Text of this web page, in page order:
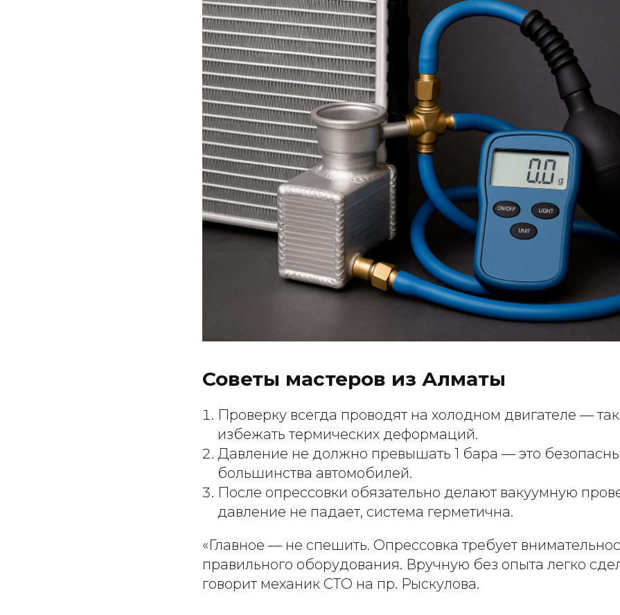
Советы мастеров из Алматы
Проверку всегда проводят на холодном двигателе —
избежать термических деформаций.
Давление не должно превышать 1 бара — это
большинства автомобилей.
После опрессовки обязательно делают вакуумную
давление не падает, система герметична.
«Главное — не спешить. Опрессовка требует
правильного оборудования. Вручную без опыта легко
говорит механик СТО на пр. Рыскулова.